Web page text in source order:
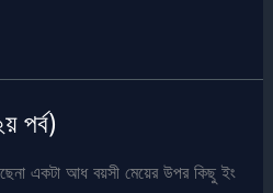
পর্ব)
একটা আধ বয়সী মেয়ের উপর কিছু ইং